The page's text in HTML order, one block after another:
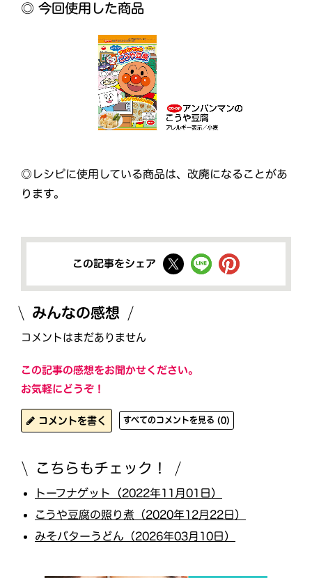
◎ 今回使用した商品
◎レシピに使用している商品は、改廃になることがあ
ります。
この記事をシェア
みんなの感想
コメントはまだありません
この記事の感想をお聞かせください。
お気軽にどうぞ！
コメントを書く すべてのコメントを見る (0)
こちらもチェック！
トーフナゲット（2022年11月01日）
こうや豆腐の照り煮（2020年12月22日）
みそバターうどん（2026年03月10日）